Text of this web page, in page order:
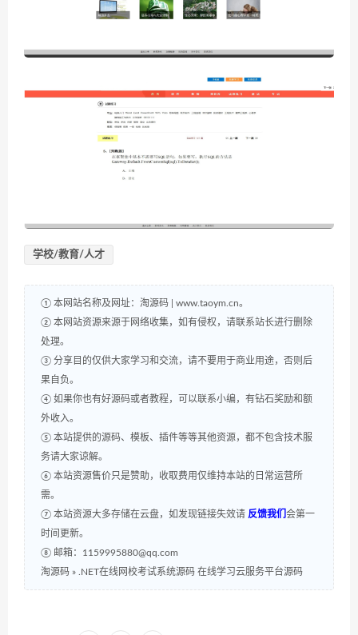
学校/教育/人才
① 本网站名称及网址：淘源码 | www.taoym.cn。
② 本网站资源来源于网络收集，如有侵权，请联系站长进行删除
处理。
③ 分享目的仅供大家学习和交流，请不要用于商业用途，否则后
果自负。
④ 如果你也有好源码或者教程，可以联系小编，有钻石奖励和额
外收入。
⑤ 本站提供的源码、模板、插件等等其他资源，都不包含技术服
务请大家谅解。
⑥ 本站资源售价只是赞助，收取费用仅维持本站的日常运营所
需。
⑦ 本站资源大多存储在云盘，如发现链接失效请 反馈我们 会第一
时间更新。
⑧ 邮箱：1159995880@qq.com
淘源码 » .NET在线网校考试系统源码 在线学习云服务平台源码